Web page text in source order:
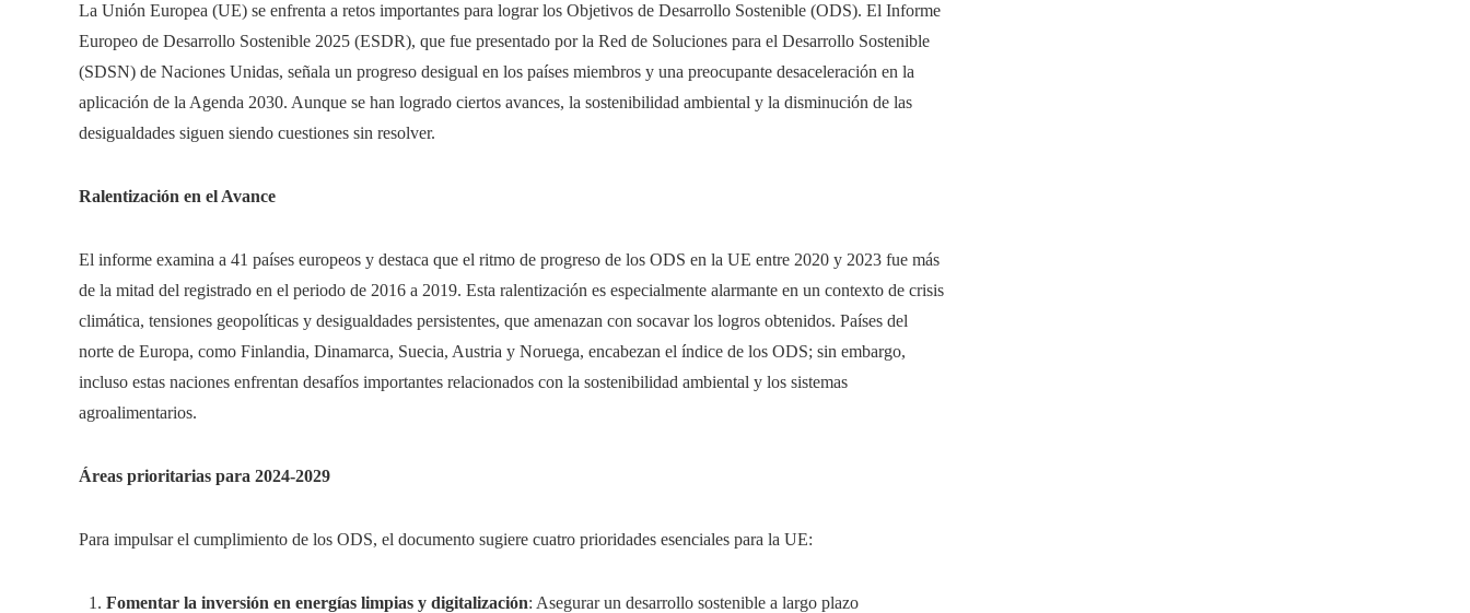
La Unión Europea (UE) se enfrenta a retos importantes para lograr los Objetivos de Desarrollo Sostenible (ODS). El Informe
Europeo de Desarrollo Sostenible 2025 (ESDR), que fue presentado por la Red de Soluciones para el Desarrollo Sostenible
(SDSN) de Naciones Unidas, señala un progreso desigual en los países miembros y una preocupante desaceleración en la
aplicación de la Agenda 2030. Aunque se han logrado ciertos avances, la sostenibilidad ambiental y la disminución de las
desigualdades siguen siendo cuestiones sin resolver.
Ralentización en el Avance
El informe examina a 41 países europeos y destaca que el ritmo de progreso de los ODS en la UE entre 2020 y 2023 fue más
de la mitad del registrado en el periodo de 2016 a 2019. Esta ralentización es especialmente alarmante en un contexto de crisis
climática, tensiones geopolíticas y desigualdades persistentes, que amenazan con socavar los logros obtenidos. Países del
norte de Europa, como Finlandia, Dinamarca, Suecia, Austria y Noruega, encabezan el índice de los ODS; sin embargo,
incluso estas naciones enfrentan desafíos importantes relacionados con la sostenibilidad ambiental y los sistemas
agroalimentarios.
Áreas prioritarias para 2024-2029
Para impulsar el cumplimiento de los ODS, el documento sugiere cuatro prioridades esenciales para la UE:
Fomentar la inversión en energías limpias y digitalización: Asegurar un desarrollo sostenible a largo plazo